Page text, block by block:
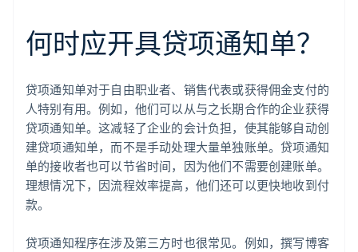
何时应开具贷项通知单？
贷项通知单对于自由职业者、销售代表或获得佣金支付的
人特别有用。例如，他们可以从与之长期合作的企业获得
贷项通知单。这减轻了企业的会计负担，使其能够自动创
建贷项通知单，而不是手动处理大量单独账单。贷项通知
单的接收者也可以节省时间，因为他们不需要创建账单。
理想情况下，因流程效率提高，他们还可以更快地收到付
款。
贷项通知程序在涉及第三方时也很常见。例如，撰写博客